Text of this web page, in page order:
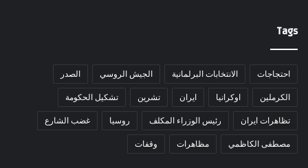
Tags
احتجاجات الانتخابات البرلمانية الجيش الروسي الصدر
الكرملين اوكرانيا ايران تشرين تشكيل الحكومة
تظاهرات ايران رئيس الوزراء المكلف روسيا غضب الشارع
مصطفى الكاظمي مظاهرات وقفات